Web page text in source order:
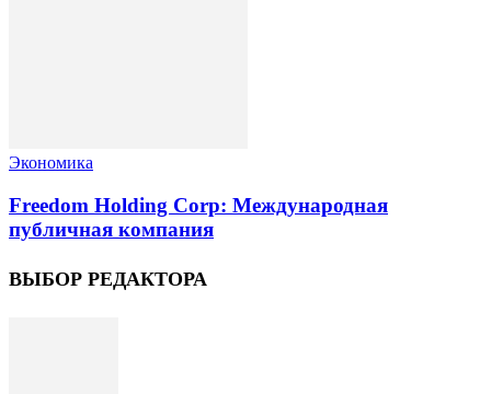
Экономика
Freedom Holding Corp: Международная
публичная компания
ВЫБОР РЕДАКТОРА